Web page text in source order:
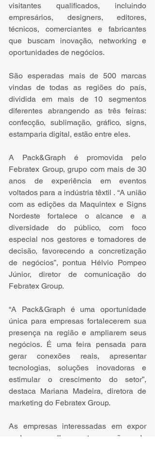
visitantes qualificados, incluindo
empresários, designers, editores,
técnicos, comerciantes e fabricantes
que buscam inovação, networking e
oportunidades de negócios.
São esperadas mais de 500 marcas
vindas de todas as regiões do país,
dividida em mais de 10 segmentos
diferentes abrangendo as três feiras:
confecção, sublimação, gráfico, signs,
estamparia digital, estão entre eles.
A Pack&Graph é promovida pelo
Febratex Group, grupo com mais de 30
anos de experiência em eventos
voltados para a indústria têxtil . “A união
com as edições da Maquintex e Signs
Nordeste fortalece o alcance e a
diversidade do público, com foco
especial nos gestores e tomadores de
decisão, favorecendo a concretização
de negócios”, pontua Hélvio Pompeo
Júnior, diretor de comunicação do
Febratex Group.
“A Pack&Graph é uma oportunidade
única para empresas fortalecerem sua
presença na região e ampliarem seus
negócios. É uma feira pensada para
gerar conexões reais, apresentar
tecnologias, soluções inovadoras e
estimular o crescimento do setor”,
destaca Mariana Madeira, diretora de
marketing do Febratex Group.
As empresas interessadas em expor
podem escolher entre opções de